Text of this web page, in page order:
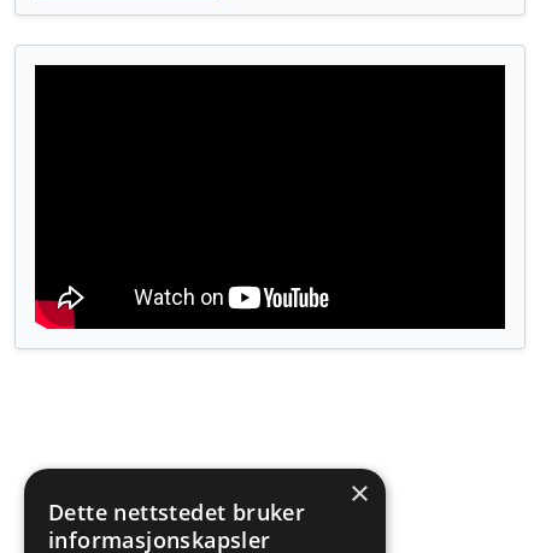
×
Dette nettstedet bruker
informasjonskapsler